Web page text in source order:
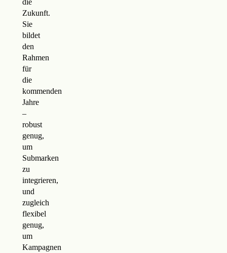
Zukunft.
Sie
bildet
den
Rahmen
für
die
kommenden
Jahre
–
robust
genug,
um
Submarken
zu
integrieren,
und
zugleich
flexibel
genug,
um
Kampagnen